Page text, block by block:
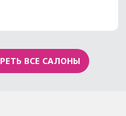
ВСЕ САЛОНЫ